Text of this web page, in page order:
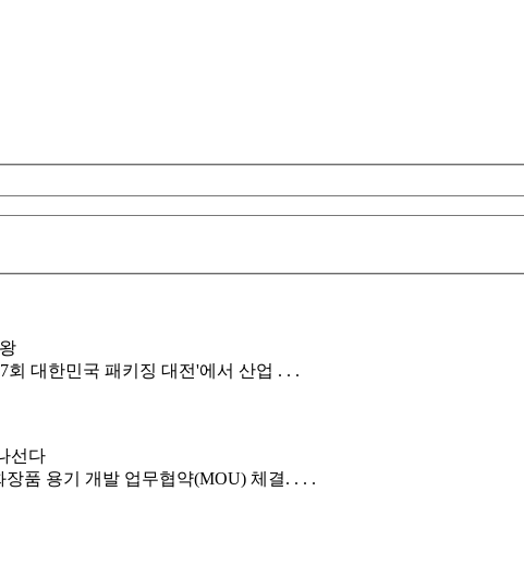
대한민국 패키징 대전'에서 산업 . . .
선다
품 용기 개발 업무협약(MOU) 체결. . . .